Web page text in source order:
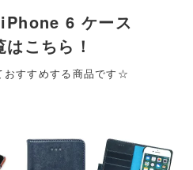
6 ケース
こちら！
おすすめする商品です☆